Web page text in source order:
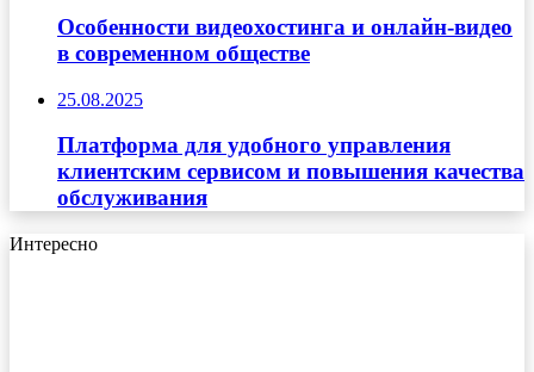
Особенности видеохостинга и онлайн-видео
в современном обществе
25.08.2025
Платформа для удобного управления
клиентским сервисом и повышения качества
обслуживания
Интересно